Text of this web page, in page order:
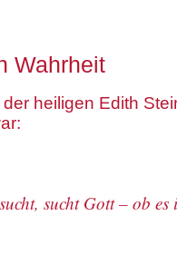
Wahrheit
heiligen Edith
sucht Gott – ob